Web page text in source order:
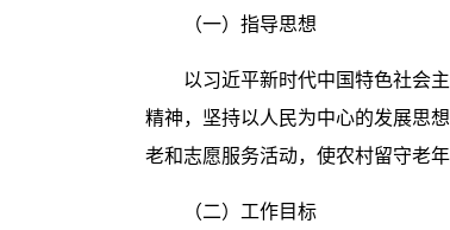
（一）指导思想
以习近平新时代中国特色社会
精神，坚持以人民为中心的发展思
老和志愿服务活动，使农村留守老
（二）工作目标